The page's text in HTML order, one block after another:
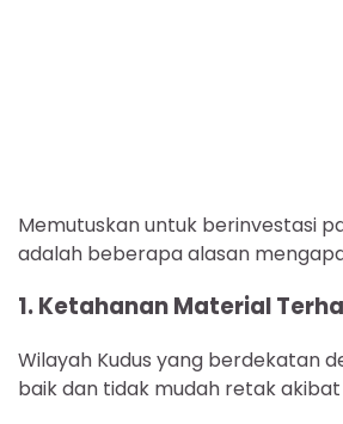
Memutuskan untuk berinvestasi
adalah beberapa alasan
1. Ketahanan Material
Wilayah Kudus yang berdekatan
baik dan tidak mudah retak